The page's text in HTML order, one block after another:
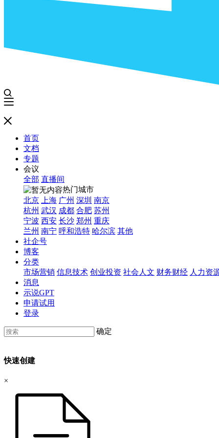
首页
文档
专题
会议
全部 直播间
热门城市
北京
上海 广州 深圳 南京
杭州 武汉 成都 合肥 苏州
宁波 西安 长沙 郑州 重庆
兰州 南宁 呼和浩特 哈尔滨 其他
社企号
博客
分类
市场营销 信息技术 创业投资 社会人文 财务财经 人力资
消息
示说GPT
申请试用
登录
确定
快速创建
×